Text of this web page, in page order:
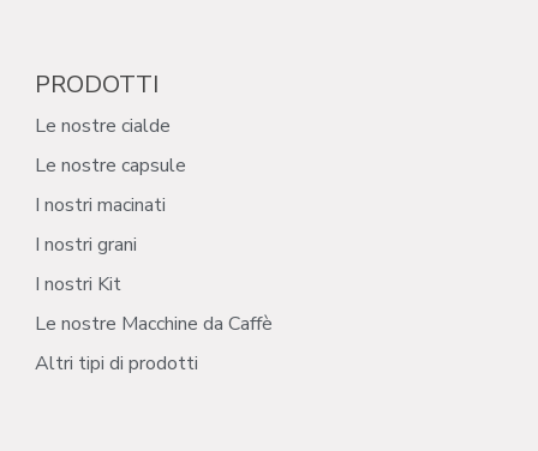
PRODOTTI
Le nostre cialde
Le nostre capsule
I nostri macinati
I nostri grani
I nostri Kit
Le nostre Macchine da Caffè
Altri tipi di prodotti